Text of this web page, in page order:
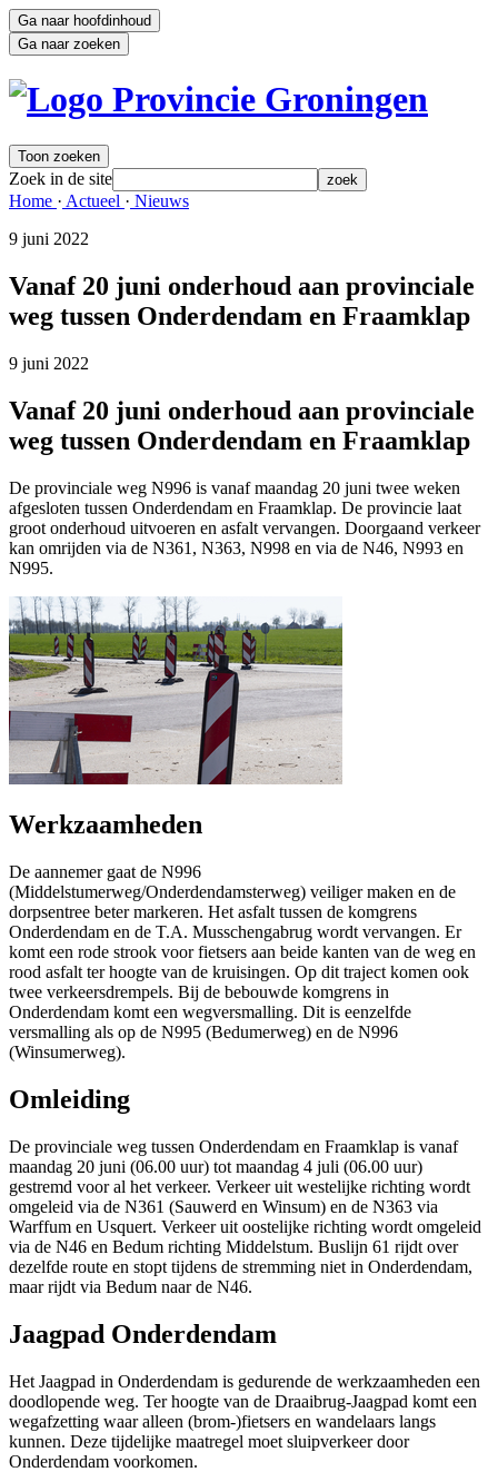
Ga naar hoofdinhoud
Ga naar zoeken
Toon zoeken
Zoek in de site zoek
Home · Actueel · Nieuws
9 juni 2022
Vanaf 20 juni onderhoud aan provinciale
weg tussen Onderdendam en Fraamklap
9 juni 2022
Vanaf 20 juni onderhoud aan provinciale
weg tussen Onderdendam en Fraamklap
De provinciale weg N996 is vanaf maandag 20 juni twee weken
afgesloten tussen Onderdendam en Fraamklap. De provincie laat
groot onderhoud uitvoeren en asfalt vervangen. Doorgaand verkeer
kan omrijden via de N361, N363, N998 en via de N46, N993 en
N995.
Werkzaamheden
De aannemer gaat de N996
(Middelstumerweg/Onderdendamsterweg) veiliger maken en de
dorpsentree beter markeren. Het asfalt tussen de komgrens
Onderdendam en de T.A. Musschengabrug wordt vervangen. Er
komt een rode strook voor fietsers aan beide kanten van de weg en
rood asfalt ter hoogte van de kruisingen. Op dit traject komen ook
twee verkeersdrempels. Bij de bebouwde komgrens in
Onderdendam komt een wegversmalling. Dit is eenzelfde
versmalling als op de N995 (Bedumerweg) en de N996
(Winsumerweg).
Omleiding
De provinciale weg tussen Onderdendam en Fraamklap is vanaf
maandag 20 juni (06.00 uur) tot maandag 4 juli (06.00 uur)
gestremd voor al het verkeer. Verkeer uit westelijke richting wordt
omgeleid via de N361 (Sauwerd en Winsum) en de N363 via
Warffum en Usquert. Verkeer uit oostelijke richting wordt omgeleid
via de N46 en Bedum richting Middelstum. Buslijn 61 rijdt over
dezelfde route en stopt tijdens de stremming niet in Onderdendam,
maar rijdt via Bedum naar de N46.
Jaagpad Onderdendam
Het Jaagpad in Onderdendam is gedurende de werkzaamheden een
doodlopende weg. Ter hoogte van de Draaibrug-Jaagpad komt een
wegafzetting waar alleen (brom-)fietsers en wandelaars langs
kunnen. Deze tijdelijke maatregel moet sluipverkeer door
Onderdendam voorkomen.